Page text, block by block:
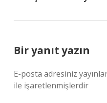
Bir yanıt yazın
E-posta adresiniz
ile işaretlenmişlerdir